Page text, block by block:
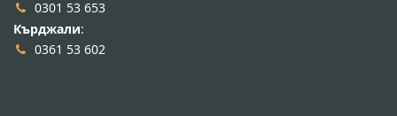
0301 53 653
Кърджали:
0361 53 602